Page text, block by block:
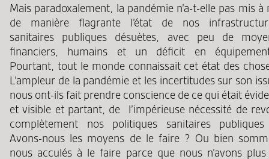
Mais paradoxalement, la pandémie n’a-t-elle pas mis à
de manière flagrante l’état de nos
sanitaires publiques désuètes, avec peu de
financiers, humains et un déficit en
Pourtant, tout le monde connaissait cet état des
L’ampleur de la pandémie et les incertitudes sur son
nous ont-ils fait prendre conscience de ce qui était
et visible et partant, de l’impérieuse nécessité de
complètement nos politiques sanitaires
Avons-nous les moyens de le faire ? Ou bien
nous acculés à le faire parce que nous n’avons